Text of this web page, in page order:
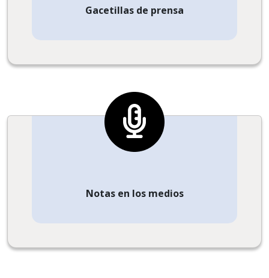
Gacetillas de prensa
Notas en los medios